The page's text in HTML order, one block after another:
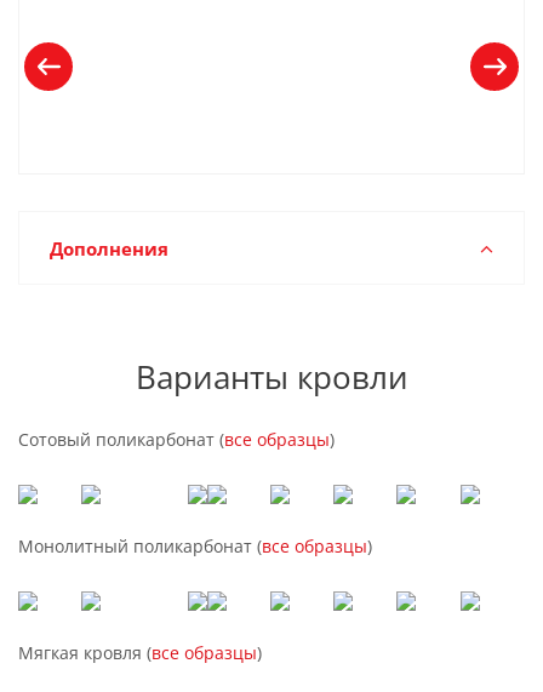
Дополнения
Варианты кровли
Сотовый поликарбонат (все образцы)
Монолитный поликарбонат (все образцы)
Мягкая кровля (все образцы)